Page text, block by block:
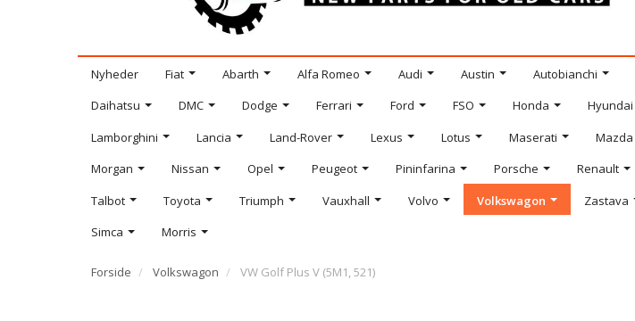
Nyheder Fiat Abarth Alfa Romeo Audi Austin Autobianchi
Daihatsu
DMC Dodge Ferrari Ford FSO Honda Hyundai
Lamborghini
Lancia Land-Rover Lexus Lotus Maserati Mazda
Morgan
Nissan Opel Peugeot Pininfarina Porsche Renault
Talbot
Toyota Triumph Vauxhall Volvo Volkswagon Zastava
Simca
Morris
Forside Volkswagon VW Golf Plus V (5M1, 521)